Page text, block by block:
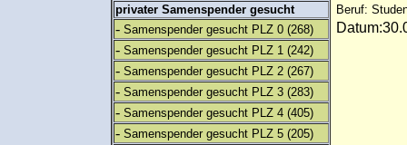
privater Samenspender gesucht
- Samenspender gesucht PLZ 0 (268)
- Samenspender gesucht PLZ 1 (242)
- Samenspender gesucht PLZ 2 (267)
- Samenspender gesucht PLZ 3 (283)
- Samenspender gesucht PLZ 4 (405)
- Samenspender gesucht PLZ 5 (205)
Beruf: